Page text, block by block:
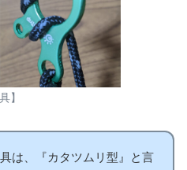
】
は、『カタツムリ型』と言